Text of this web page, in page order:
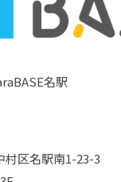
名駅
村区名駅南1-23-3